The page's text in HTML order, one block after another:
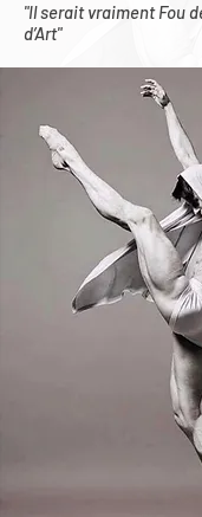
"Il serait vraiment Fou
d’Art"